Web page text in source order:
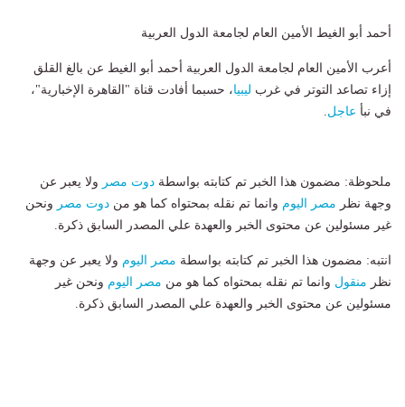
أحمد أبو الغيط الأمين العام لجامعة الدول العربية
أعرب الأمين العام لجامعة الدول العربية أحمد أبو الغيط عن بالغ القلق
إزاء تصاعد التوتر في غرب ليبيا، حسبما أفادت قناة "القاهرة الإخبارية"،
في نبأ عاجل
ملحوظة: مضمون هذا الخبر تم كتابته بواسطة دوت مصر ولا يعبر عن
وجهة نظر مصر اليوم وانما تم نقله بمحتواه كما هو من دوت مصر ونحن
غير مسئولين عن محتوى الخبر والعهدة علي المصدر السابق ذكرة.
انتبه: مضمون هذا الخبر تم كتابته بواسطة مصر اليوم ولا يعبر عن وجهة
نظر منقول وانما تم نقله بمحتواه كما هو من مصر اليوم ونحن غير
مسئولين عن محتوى الخبر والعهدة علي المصدر السابق ذكرة.